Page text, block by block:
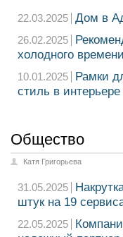
22.03.2025 Дом в
26.02.2025
холодного
10.01.2025
Рамки
стиль в интерьере
Общество
Катя Григорьева
31.05.2025
штук на 19
22.05.2025